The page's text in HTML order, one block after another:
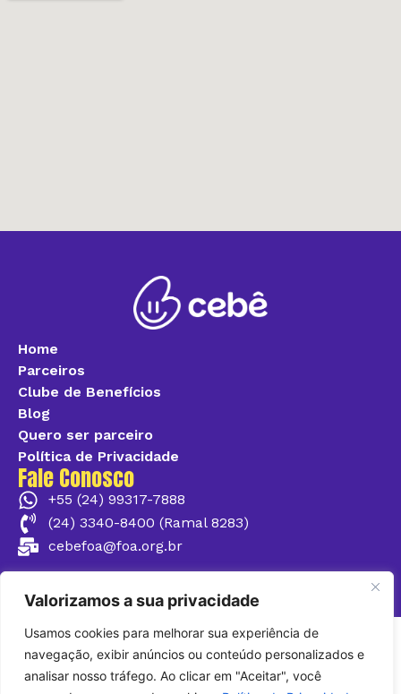
Valorizamos a sua privacidade
Usamos cookies para melhorar sua experiência de
navegação, exibir anúncios ou conteúdo personalizados e
analisar nosso tráfego. Ao clicar em "Aceitar", você
Home
Parceiros
Clube de Benefícios
Blog
Quero ser parceiro
Política de Privacidade
Fale Conosco
+55 (24) 99317-7888
(24) 3340-8400 (Ramal 8283)
cebefoa@foa.org.br